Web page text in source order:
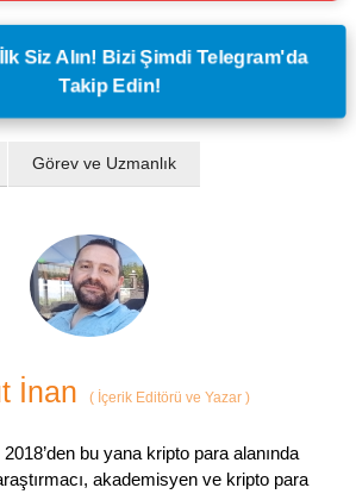
Siz Alın! Bizi Şimdi Telegram'da
Takip Edin!
Görev ve Uzmanlık
İnan ( İçerik Editörü ve Yazar )
bu yana kripto para alanında
akademisyen ve kripto para